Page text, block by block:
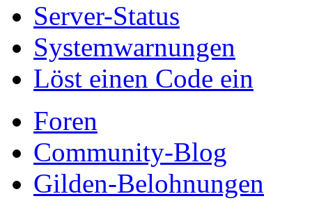
Server-Status
Systemwarnungen
Löst einen Code ein
Foren
Community-Blog
Gilden-Belohnungen